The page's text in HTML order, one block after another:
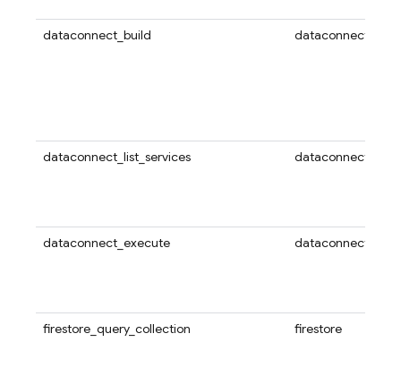
dataconnect_build dataconnect
dataconnect_list_services dataconnect
dataconnect_execute dataconnect
firestore_query_collection firestore